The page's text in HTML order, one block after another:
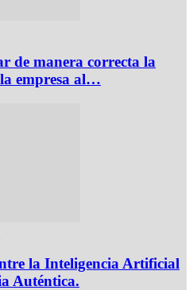
de manera correcta la
empresa al…
la Inteligencia Artificial
Auténtica.